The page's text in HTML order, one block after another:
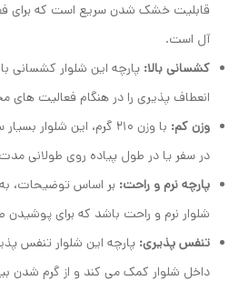
قابلیت خشک شدن سریع است که برای
آل است.
کشسانی بالا: پارچه این شلوار کشسانی
انعطاف پذیری را در هنگام فعالیت های
وزن کم:
با وزن 210 گرم، این
در سفر یا در طول پیاده روی طولانی
پارچه نرم و راحت: بر اساس توضیحات،
شلوار نرم و راحت باشد که برای
تنفس پذیری: پارچه این شلوار تنفس
داخل شلوار کمک می کند و از گرم شدن